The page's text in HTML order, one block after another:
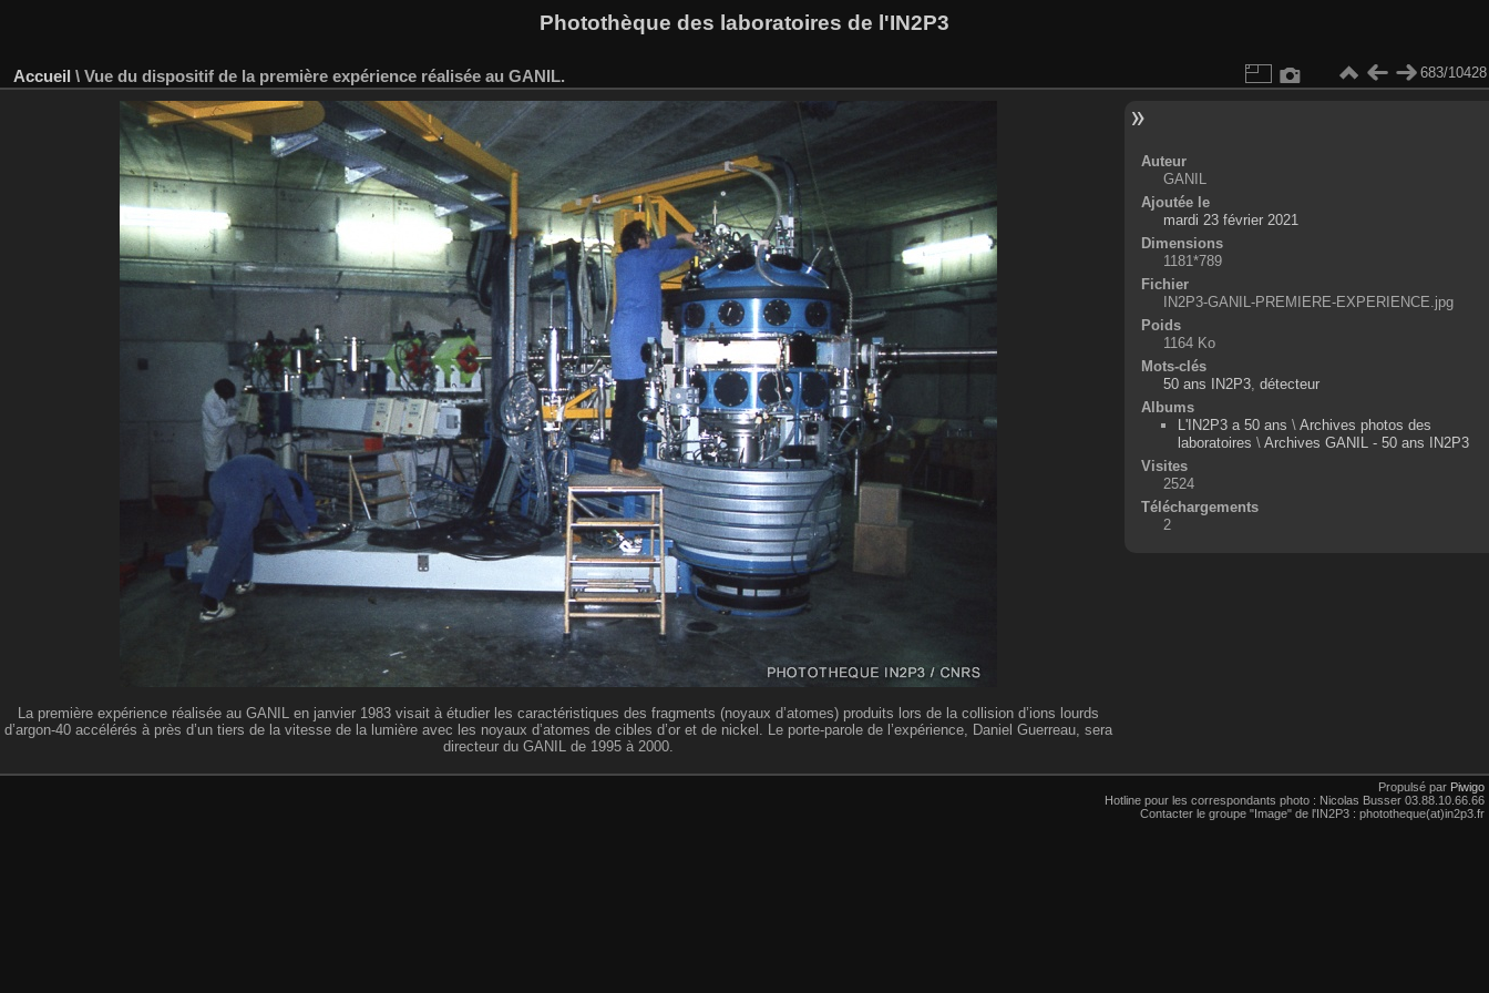
Photothèque des laboratoires de l'IN2P3
Accueil \ Vue du dispositif de la première expérience réalisée au GANIL. 683/10428
La première expérience réalisée au GANIL en janvier 1983 visait à étudier les caractéristiques des fragments (noyaux d’atomes) produits lors de la collision d’ions lourds
d’argon-40 accélérés à près d’un tiers de la vitesse de la lumière avec les noyaux d’atomes de cibles d’or et de nickel. Le porte-parole de l’expérience, Daniel Guerreau, sera
directeur du GANIL de 1995 à 2000.
Auteur
GANIL
Ajoutée le
mardi 23 février 2021
Dimensions
1181*789
Fichier
IN2P3-GANIL-PREMIERE-EXPERIENCE.jpg
Poids
1164 Ko
Mots-clés
50 ans IN2P3, détecteur
Albums
L'IN2P3 a 50 ans \ Archives photos des
laboratoires \ Archives GANIL - 50 ans IN2P3
Visites
2524
Téléchargements
2
Propulsé par Piwigo
Hotline pour les correspondants photo : Nicolas Busser 03.88.10.66.66
Contacter le groupe "Image" de l'IN2P3 : phototheque(at)in2p3.fr